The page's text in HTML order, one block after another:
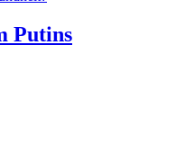
Putins